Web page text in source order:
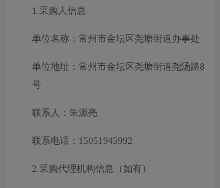
1.采购人信息
单位名称：常州市金坛区尧塘街道办事处
单位地址：常州市金坛区尧塘街道尧汤路8
号
联系人：朱源亮
联系电话：15051945992
2.采购代理机构信息（如有）